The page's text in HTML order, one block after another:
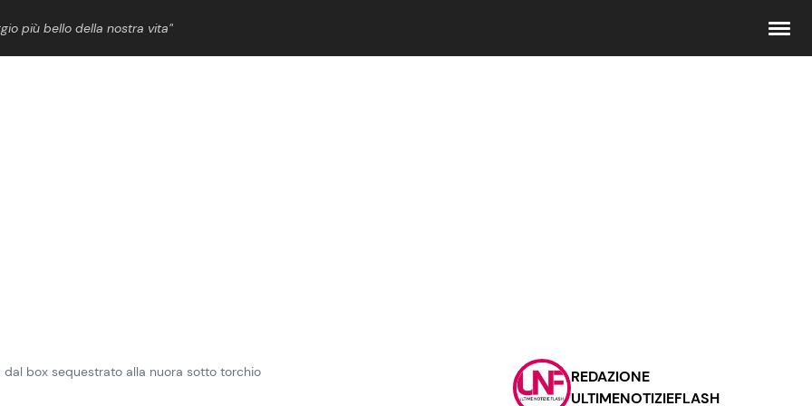
più bello della nostra vita”
Contattaci
Pubblicità
dal box sequestrato alla nuora sotto torchio
REDAZIONE
ULTIMENOTIZIEFLASH